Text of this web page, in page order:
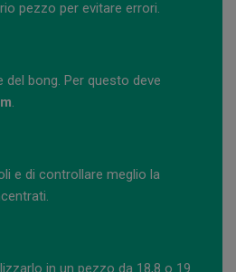
pezzo per evitare errori.
bong. Per questo deve
.
e di controllare meglio la